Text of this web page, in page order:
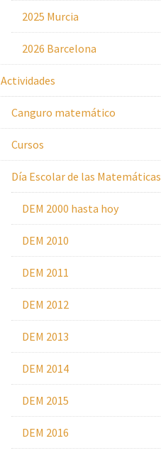
2025 Murcia
2026 Barcelona
Actividades
Canguro matemático
Cursos
Día Escolar de las Matemáticas
DEM 2000 hasta hoy
DEM 2010
DEM 2011
DEM 2012
DEM 2013
DEM 2014
DEM 2015
DEM 2016